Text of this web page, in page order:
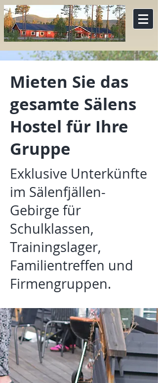
Mieten Sie das
gesamte Sälens
Hostel für Ihre
Gruppe
Exklusive Unterkünfte
im Sälenfjällen-
Gebirge für
Schulklassen,
Trainingslager,
Familientreffen und
Firmengruppen.